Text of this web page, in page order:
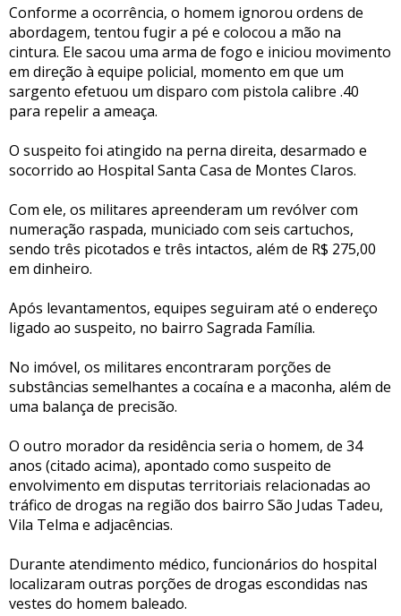
Conforme a ocorrência, o homem ignorou ordens de
abordagem, tentou fugir a pé e colocou a mão na
cintura. Ele sacou uma arma de fogo e iniciou movimento
em direção à equipe policial, momento em que um
sargento efetuou um disparo com pistola calibre .40
para repelir a ameaça.
O suspeito foi atingido na perna direita, desarmado e
socorrido ao Hospital Santa Casa de Montes Claros.
Com ele, os militares apreenderam um revólver com
numeração raspada, municiado com seis cartuchos,
sendo três picotados e três intactos, além de R$ 275,00
em dinheiro.
Após levantamentos, equipes seguiram até o endereço
ligado ao suspeito, no bairro Sagrada Família.
No imóvel, os militares encontraram porções de
substâncias semelhantes a cocaína e a maconha, além de
uma balança de precisão.
O outro morador da residência seria o homem, de 34
anos (citado acima), apontado como suspeito de
envolvimento em disputas territoriais relacionadas ao
tráfico de drogas na região dos bairro São Judas Tadeu,
Vila Telma e adjacências.
Durante atendimento médico, funcionários do hospital
localizaram outras porções de drogas escondidas nas
vestes do homem baleado.